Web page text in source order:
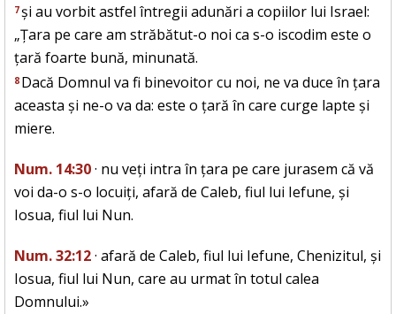
7și au vorbit astfel întregii adunări a copiilor lui Israel:
„Țara pe care am străbătut-o noi ca s-o iscodim este o
țară foarte bună, minunată.
8 Dacă Domnul va fi binevoitor cu noi, ne va duce în țara
aceasta și ne-o va da: este o țară în care curge lapte și
miere.
Num. 14:30· nu veți intra în țara pe care jurasem că vă
voi da-o s-o locuiți, afară de Caleb, fiul lui Iefune, și
Iosua, fiul lui Nun.
Num. 32:12· afară de Caleb, fiul lui Iefune, Chenizitul, și
Iosua, fiul lui Nun, care au urmat în totul calea
Domnului.»